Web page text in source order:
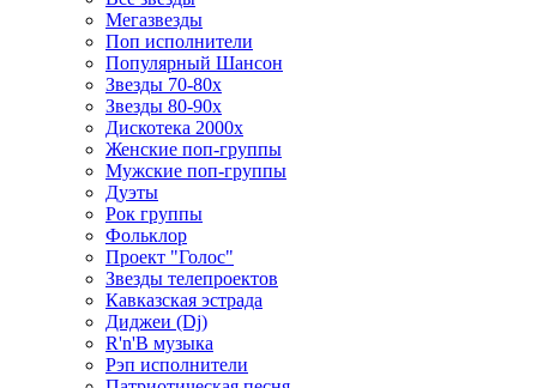
Мегазвезды
Поп исполнители
Популярный Шансон
Звезды 70-80х
Звезды 80-90х
Дискотека 2000х
Женские поп-группы
Мужские поп-группы
Дуэты
Рок группы
Фольклор
Проект "Голос"
Звезды телепроектов
Кавказская эстрада
Диджеи (Dj)
R'n'B музыка
Рэп исполнители